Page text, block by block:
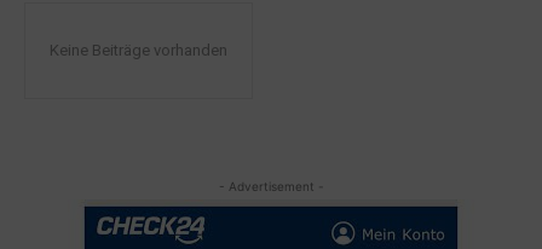
Keine Beiträge vorhanden
- Advertisement -